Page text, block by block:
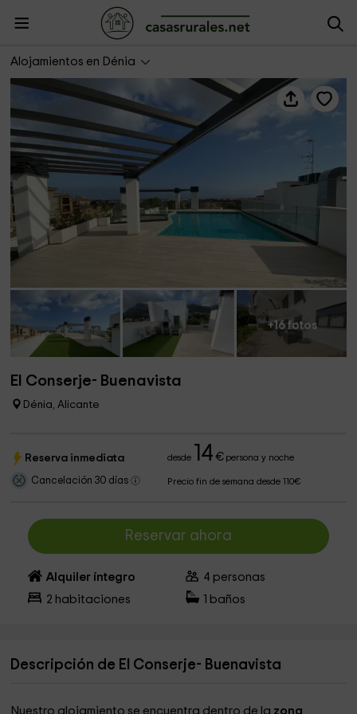
Alojamientos en Dénia
El Conserje- Buenavista
+16 fotos
El Conserje- Buenavista
Dénia, Alicante
Reserva inmediata desde 14 €persona y noche
Cancelación 30 días Precio fin de semana desde 110€
Reservar ahora
Alquiler íntegro 4 personas
2 habitaciones baños
Descripción de El Conserje- Buenavista
Nuestro alojamiento se encuentra dentro de la zona